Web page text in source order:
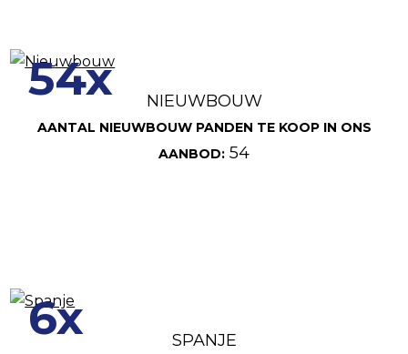
54x NIEUWBOUW
AANTAL NIEUWBOUW PANDEN TE KOOP IN ONS
AANBOD: 54
6x SPANJE